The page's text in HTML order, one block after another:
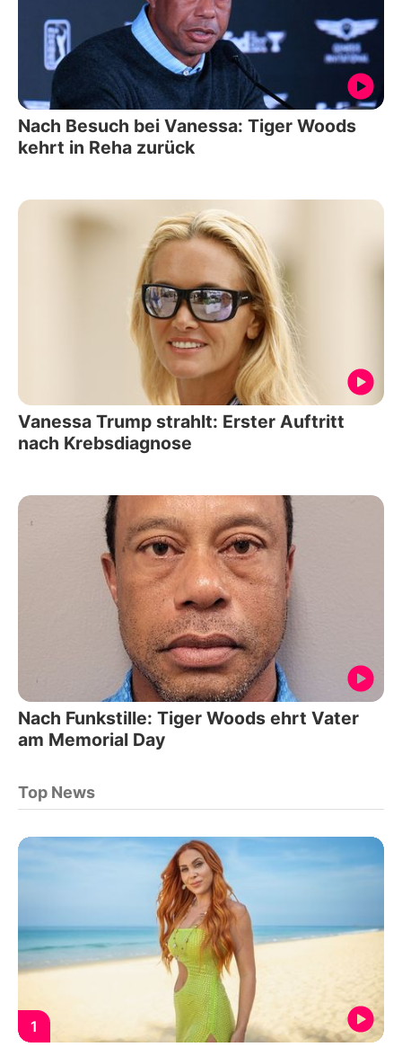
Nach Besuch bei Vanessa: Tiger Woods
kehrt in Reha zurück
Vanessa Trump strahlt: Erster Auftritt
nach Krebsdiagnose
Nach Funkstille: Tiger Woods ehrt Vater
am Memorial Day
Top News
1